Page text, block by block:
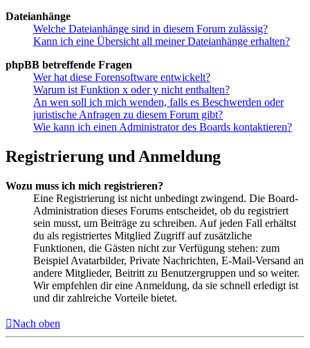
Dateianhänge
Welche Dateianhänge sind in diesem Forum zulässig?
Kann ich eine Übersicht all meiner Dateianhänge erhalten?
phpBB betreffende Fragen
Wer hat diese Forensoftware entwickelt?
Warum ist Funktion x oder y nicht enthalten?
An wen soll ich mich wenden, falls es Beschwerden oder
juristische Anfragen zu diesem Forum gibt?
Wie kann ich einen Administrator des Boards kontaktieren?
Registrierung und Anmeldung
Wozu muss ich mich registrieren?
Eine Registrierung ist nicht unbedingt zwingend. Die Board-
Administration dieses Forums entscheidet, ob du registriert
sein musst, um Beiträge zu schreiben. Auf jeden Fall erhältst
du als registriertes Mitglied Zugriff auf zusätzliche
Funktionen, die Gästen nicht zur Verfügung stehen: zum
Beispiel Avatarbilder, Private Nachrichten, E-Mail-Versand an
andere Mitglieder, Beitritt zu Benutzergruppen und so weiter.
Wir empfehlen dir eine Anmeldung, da sie schnell erledigt ist
und dir zahlreiche Vorteile bietet.
Nach oben